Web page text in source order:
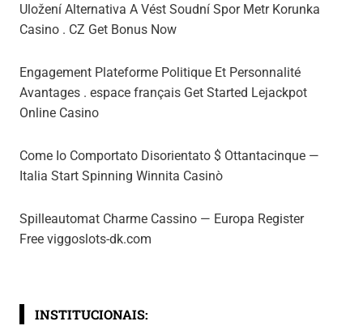
Uložení Alternativa A Vést Soudní Spor Metr Korunka
Casino . CZ Get Bonus Now
Engagement Plateforme Politique Et Personnalité
Avantages . espace français Get Started Lejackpot
Online Casino
Come Io Comportato Disorientato $ Ottantacinque —
Italia Start Spinning Winnita Casinò
Spilleautomat Charme Cassino — Europa Register
Free viggoslots-dk.com
INSTITUCIONAIS: